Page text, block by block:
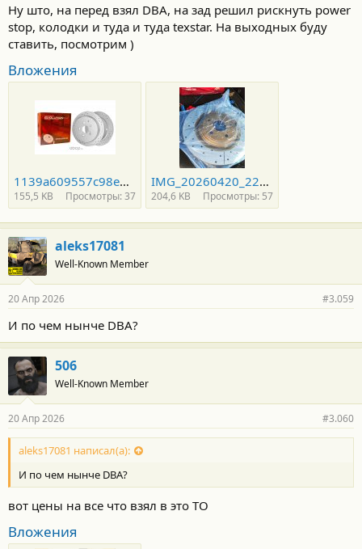
Ну што, на перед взял DBA, на зад решил рискнуть power
stop, колодки и туда и туда texstar. На выходных буду
ставить, посмотрим )
Вложения
1139a609557c98e4461906c197459e00b0e7100002.jpeg
155,5 KB Просмотры: 37
IMG_20260420_222327.jpg
204,6 KB Просмотры: 57
aleks17081
Well-Known Member
20 Апр 2026 #3.059
И по чем нынче DBA?
506
Well-Known Member
20 Апр 2026 #3.060
aleks17081 написал(а):
И по чем нынче DBA?
вот цены на все что взял в это ТО
Вложения